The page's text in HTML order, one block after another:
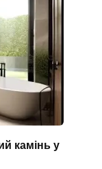
камінь у